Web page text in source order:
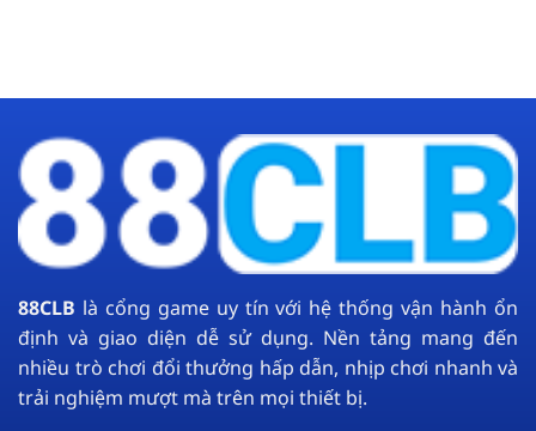
88CLB là cổng game uy tín với hệ thống vận hành ổn
định và giao diện dễ sử dụng. Nền tảng mang đến
nhiều trò chơi đổi thưởng hấp dẫn, nhịp chơi nhanh và
trải nghiệm mượt mà trên mọi thiết bị.